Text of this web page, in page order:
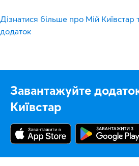
Дізнатися більше про Мій Київстар
додаток
Завантажуйте
Київстар